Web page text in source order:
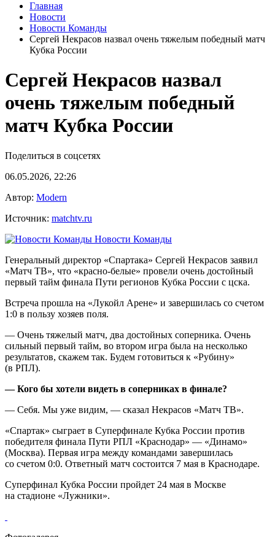
Главная
Новости
Новости Команды
Сергей Некрасов назвал очень тяжелым победный матч
Кубка России
Сергей Некрасов назвал
очень тяжелым победный
матч Кубка России
Поделиться в соцсетях
06.05.2026, 22:26
Автор: Modern
Источник: matchtv.ru
Новости Команды
Генеральный директор «Спартака» Сергей Некрасов заявил
«Матч ТВ», что «красно‑белые» провели очень достойный
первый тайм финала Пути регионов Кубка России с цска.
Встреча прошла на «Лукойл Арене» и завершилась со счетом
1:0 в пользу хозяев поля.
— Очень тяжелый матч, два достойных соперника. Очень
сильный первый тайм, во втором игра была на несколько
результатов, скажем так. Будем готовиться к «Рубину»
(в РПЛ).
— Кого бы хотели видеть в соперниках в финале?
— Себя. Мы уже видим, — сказал Некрасов «Матч ТВ».
«Спартак» сыграет в Суперфинале Кубка России против
победителя финала Пути РПЛ «Краснодар» — «Динамо»
(Москва). Первая игра между командами завершилась
со счетом 0:0. Ответный матч состоится 7 мая в Краснодаре.
Суперфинал Кубка России пройдет 24 мая в Москве
на стадионе «Лужники».